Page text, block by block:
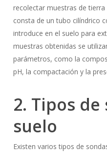
recolectar muestras de
consta de un tubo cilíndrico
introduce en el suelo para
muestras obtenidas se
parámetros, como la
pH, la compactación y la
2. Tipos
suelo
Existen varios tipos de